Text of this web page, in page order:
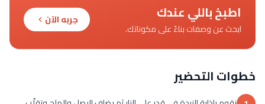
اطبخ باللي عندك
ابحث عن وصفات بناءً على مكوناتك.
جربه الآن
خطوات التحضير